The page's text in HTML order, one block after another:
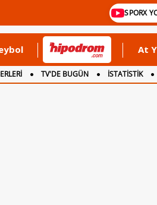
SPORX
At
TV'DE BUGÜN İSTATİSTİK